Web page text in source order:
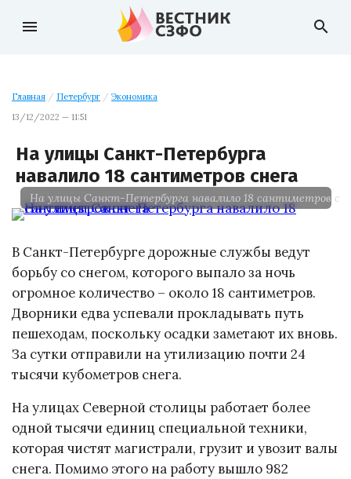
menu search
Главная / Петербург / Экономика
13/12/2022 — 11:51
На улицы Санкт-Петербурга
навалило 18 сантиметров снега
На улицы Санкт-Петербурга навалило 18 сантиметров
В Санкт-Петербурге дорожные службы ведут
борьбу со снегом, которого выпало за ночь
огромное количество – около 18 сантиметров.
Дворники едва успевали прокладывать путь
пешеходам, поскольку осадки заметают их вновь.
За сутки отправили на утилизацию почти 24
тысячи кубометров снега.
На улицах Северной столицы работает более
одной тысячи единиц специальной техники,
которая чистят магистрали, грузит и увозит валы
снега. Помимо этого на работу вышло 982